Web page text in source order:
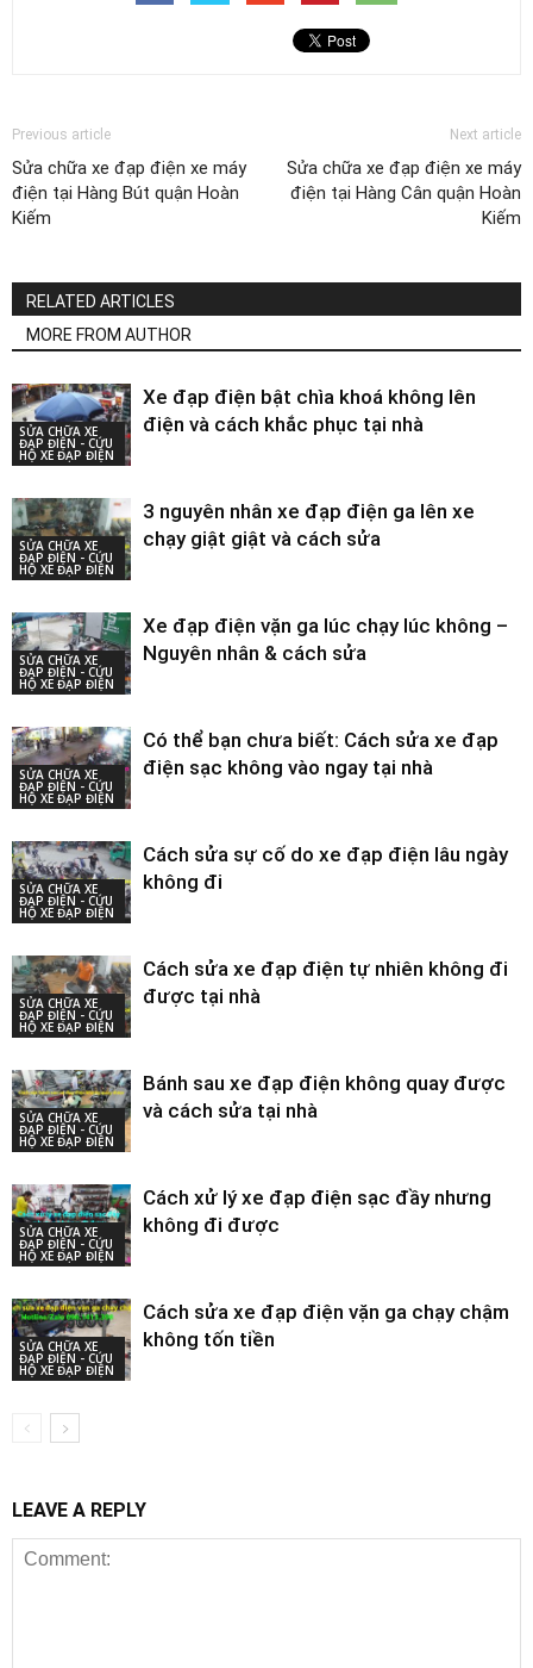
Previous article
Sửa chữa xe đạp điện xe máy
điện tại Hàng Bút quận Hoàn
Kiếm
Next article
Sửa chữa xe đạp điện xe máy
điện tại Hàng Cân quận Hoàn
Kiếm
RELATED ARTICLES
MORE FROM AUTHOR
SỬA CHỮA XE
ĐẠP ĐIỆN - CỨU
HỘ XE ĐẠP ĐIỆN
Xe đạp điện bật chìa khoá không lên
điện và cách khắc phục tại nhà
SỬA CHỮA XE
ĐẠP ĐIỆN - CỨU
HỘ XE ĐẠP ĐIỆN
3 nguyên nhân xe đạp điện ga lên xe
chạy giật giật và cách sửa
SỬA CHỮA XE
ĐẠP ĐIỆN - CỨU
HỘ XE ĐẠP ĐIỆN
Xe đạp điện vặn ga lúc chạy lúc không –
Nguyên nhân & cách sửa
SỬA CHỮA XE
ĐẠP ĐIỆN - CỨU
HỘ XE ĐẠP ĐIỆN
Có thể bạn chưa biết: Cách sửa xe đạp
điện sạc không vào ngay tại nhà
SỬA CHỮA XE
ĐẠP ĐIỆN - CỨU
HỘ XE ĐẠP ĐIỆN
Cách sửa sự cố do xe đạp điện lâu ngày
không đi
SỬA CHỮA XE
ĐẠP ĐIỆN - CỨU
HỘ XE ĐẠP ĐIỆN
Cách sửa xe đạp điện tự nhiên không đi
được tại nhà
SỬA CHỮA XE
ĐẠP ĐIỆN - CỨU
HỘ XE ĐẠP ĐIỆN
Bánh sau xe đạp điện không quay được
và cách sửa tại nhà
SỬA CHỮA XE
ĐẠP ĐIỆN - CỨU
HỘ XE ĐẠP ĐIỆN
Cách xử lý xe đạp điện sạc đầy nhưng
không đi được
SỬA CHỮA XE
ĐẠP ĐIỆN - CỨU
HỘ XE ĐẠP ĐIỆN
Cách sửa xe đạp điện vặn ga chạy chậm
không tốn tiền
LEAVE A REPLY